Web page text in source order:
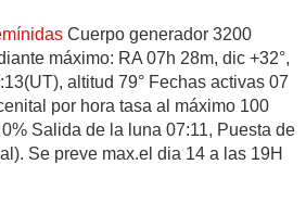
Cuerpo generador 3200
máximo: RA 07h 28m, dic +32°,
altitud 79° Fechas activas 07
por hora tasa al máximo 100
0% Salida de la luna 07:11, Puesta de
Se preve max.el dia 14 a las 19H